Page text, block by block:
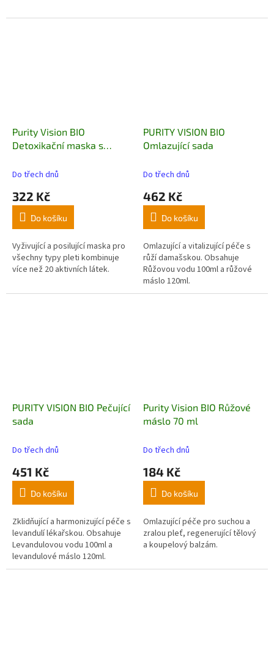
Purity Vision BIO
Detoxikační maska s
ml
Do třech dnů
322 Kč
Do košíku
Vyživující a posilující maska pro
všechny typy pleti kombinuje
více než 20 aktivních látek.
PURITY VISION BIO
Omlazující sada
Do třech dnů
462 Kč
Do košíku
Omlazující a vitalizující péče s
růží damašskou. Obsahuje
Růžovou vodu 100ml a růžové
máslo 120ml.
PURITY VISION BIO Pečující
sada
Do třech dnů
451 Kč
Do košíku
Zklidňující a harmonizující péče s
levandulí lékařskou. Obsahuje
Levandulovou vodu 100ml a
levandulové máslo 120ml.
Purity Vision BIO Růžové
máslo 70 ml
Do třech dnů
184 Kč
Do košíku
Omlazující péče pro suchou a
zralou pleť, regenerující tělový
a koupelový balzám.